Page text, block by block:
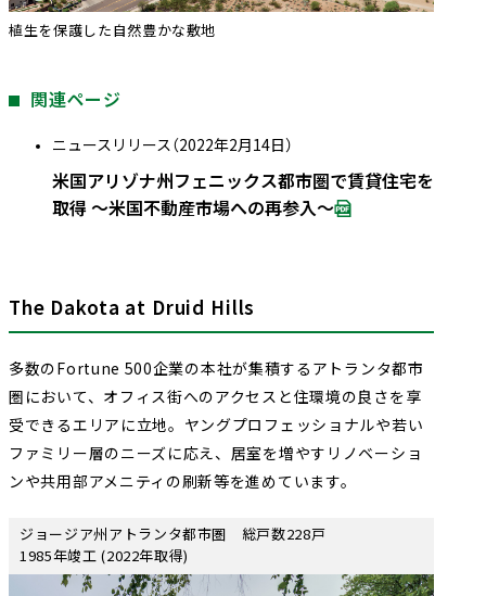
植生を保護した自然豊かな敷地
関連ページ
ニュースリリース（2022年2月14日）
米国アリゾナ州フェニックス都市圏で賃貸住宅を
取得 ～米国不動産市場への再参入～
The Dakota at Druid Hills
多数のFortune 500企業の本社が集積するアトランタ都市
圏において、オフィス街へのアクセスと住環境の良さを享
受できるエリアに立地。ヤングプロフェッショナルや若い
ファミリー層のニーズに応え、居室を増やすリノベーショ
ンや共用部アメニティの刷新等を進めています。
ジョージア州アトランタ都市圏 総戸数228戸
1985年竣工 (2022年取得)